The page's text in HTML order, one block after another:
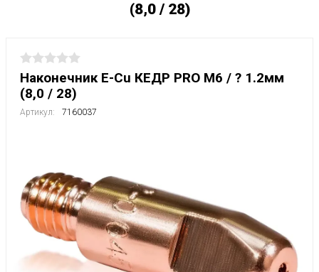
(8,0 / 28)
Наконечник E-Cu КЕДР PRO М6 / ? 1.2мм
(8,0 / 28)
Артикул: 7160037